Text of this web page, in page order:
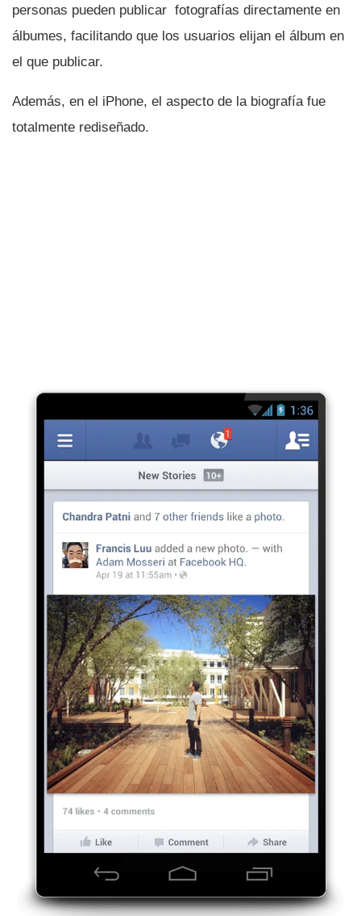
personas pueden publicar fotografí­as directamente en
álbumes, facilitando que los usuarios elijan el álbum en
el que publicar.
Además, en el iPhone, el aspecto de la biografí­a fue
totalmente rediseñado.